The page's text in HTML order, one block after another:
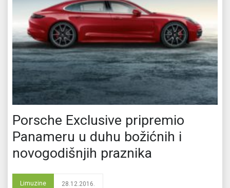
Porsche Exclusive pripremio
Panameru u duhu božićnih i
novogodišnjih praznika
Limuzine 28.12.2016.